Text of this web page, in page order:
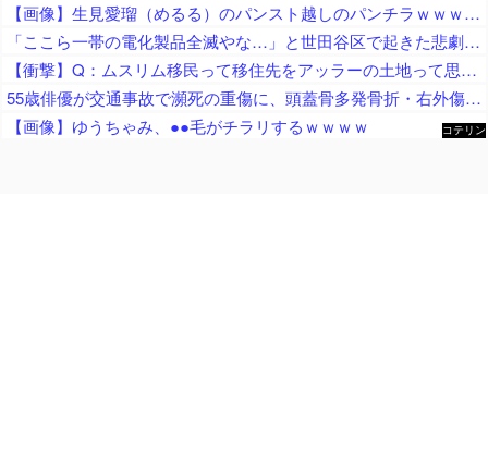
【画像】生見愛瑠（めるる）のパンスト越しのパンチラｗｗｗｗｗ
「ここら一帯の電化製品全滅やな…」と世田谷区で起きた悲劇に目撃者騒然、下手したら自己破産ルートなのでは……
【衝撃】Q：ムスリム移民って移住先をアッラーの土地って思ってるの？ → 衝撃の回答がコチラ → ｗｗｗｗｗｗｗｗｗｗｗｗｗｗ
55歳俳優が交通事故で瀕死の重傷に、頭蓋骨多発骨折・右外傷性くも膜下出血・右側頭葉脳挫傷・肋骨骨折など大怪我を負うも……
【画像】ゆうちゃみ、●●毛がチラリするｗｗｗｗ
コテリン